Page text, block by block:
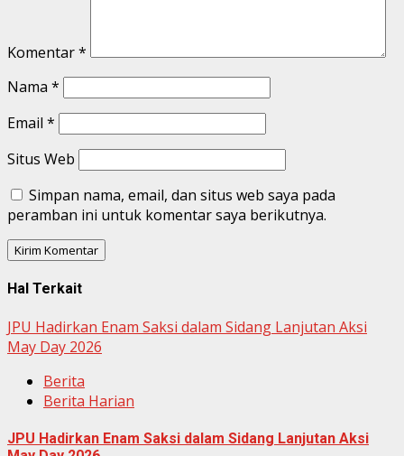
Komentar*
Nama *
Email *
Situs Web
Simpan nama, email, dan situs web saya pada
peramban ini untuk komentar saya berikutnya.
Hal Terkait
JPU Hadirkan Enam Saksi dalam Sidang Lanjutan Aksi
May Day 2026
Berita
Berita Harian
JPU Hadirkan Enam Saksi dalam Sidang Lanjutan Aksi